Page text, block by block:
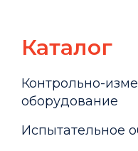
Каталог
Контрольно-
оборудование
Испытательное